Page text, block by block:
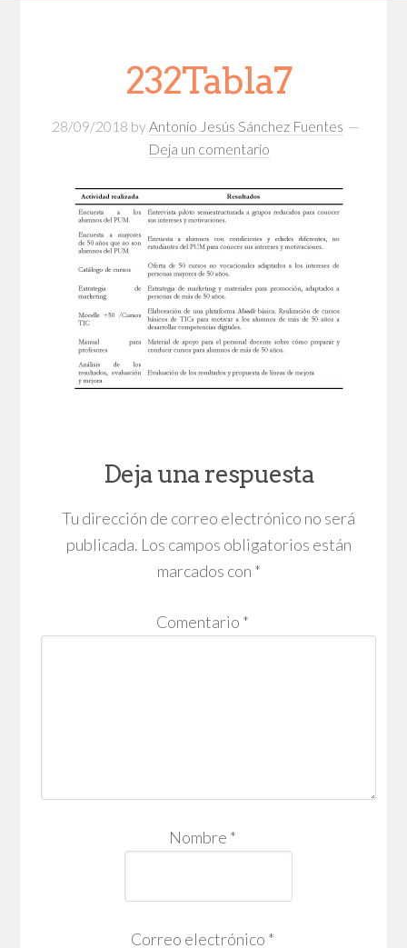
232Tabla7
28/09/2018 by Antonio Jesús Sánchez Fuentes
Deja un comentario
Deja una respuesta
Tu dirección de correo electrónico no será
publicada. Los campos obligatorios están
marcados con *
Comentario *
Nombre *
Correo electrónico *